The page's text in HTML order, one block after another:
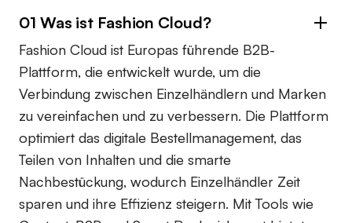
01 Was ist Fashion Cloud?
Fashion Cloud ist Europas führende B2B-
Plattform, die entwickelt wurde, um die
Verbindung zwischen Einzelhändlern und Marken
zu vereinfachen und zu verbessern. Die Plattform
optimiert das digitale Bestellmanagement, das
Teilen von Inhalten und die smarte
Nachbestückung, wodurch Einzelhändler Zeit
sparen und ihre Effizienz steigern. Mit Tools wie